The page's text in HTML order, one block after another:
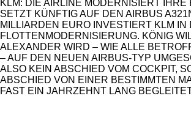
KLM: DIE AIRLINE MODERNISIERT IHRE
SETZT KÜNFTIG AUF DEN AIRBUS
MILLIARDEN EURO INVESTIERT KLM IN
FLOTTENMODERNISIERUNG. KÖNIG
ALEXANDER WIRD – WIE ALLE
– AUF DEN NEUEN AIRBUS-TYP
ALSO KEIN ABSCHIED VOM COCKPIT,
ABSCHIED VON EINER BESTIMMTEN
FAST EIN JAHRZEHNT LANG